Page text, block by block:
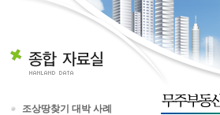
조상땅찾기 대박 사례